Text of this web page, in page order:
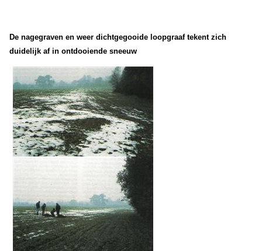
De nagegraven en weer dichtgegooide loopgraaf tekent zich
duidelijk af in ontdooiende sneeuw